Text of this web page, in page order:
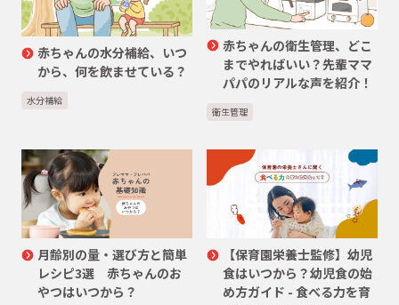
赤ちゃんの水分補給、いつ
から、何を飲ませている？
水分補給
赤ちゃんの衛生管理、どこ
までやればいい？先輩ママ
パパのリアルな声を紹介！
衛生管理
月齢別の量・選び方と簡単
レシピ3選 赤ちゃんのお
やつはいつから？
【保育園栄養士監修】幼児
食はいつから？幼児食の始
め方ガイド - 食べる力を育